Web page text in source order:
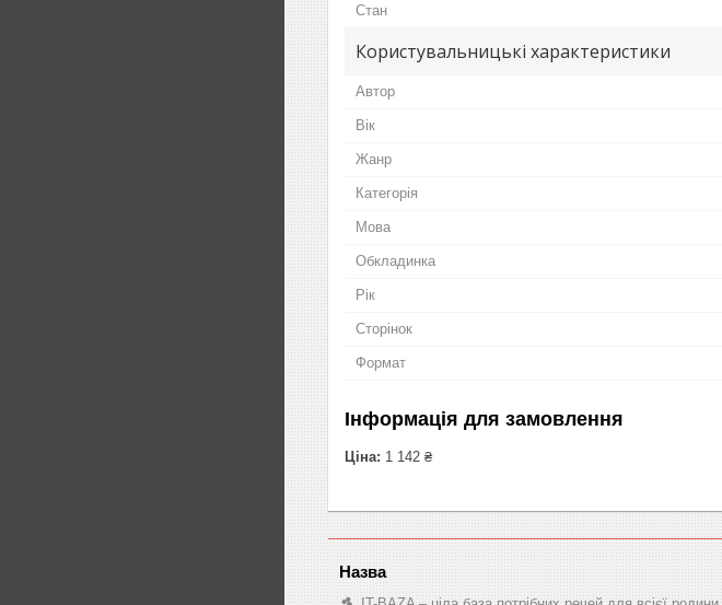
Стан
Користувальницькі характеристики
Автор
Вік
Жанр
Категорія
Мова
Обкладинка
Рік
Сторінок
Формат
Інформація для замовлення
Ціна: 1 142 ₴